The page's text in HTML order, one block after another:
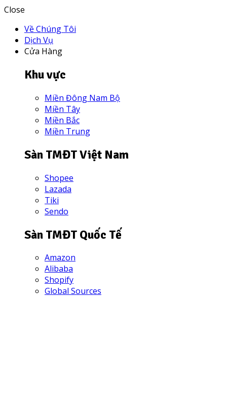
Close
Về Chúng Tôi
Dịch Vụ
Cửa Hàng
Khu vực
Miền Đông Nam Bộ
Miền Tây
Miền Bắc
Miền Trung
Sàn TMĐT Việt Nam
Shopee
Lazada
Tiki
Sendo
Sàn TMĐT Quốc Tế
Amazon
Alibaba
Shopify
Global Sources